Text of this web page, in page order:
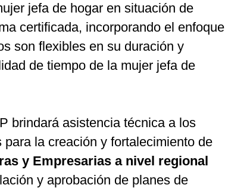
jefa de hogar en situación de
certificada, incorporando el enfoque
son flexibles en su duración y
de tiempo de la mujer jefa de
brindará asistencia técnica a los
la creación y fortalecimiento de
y Empresarias a nivel regional
y aprobación de planes de